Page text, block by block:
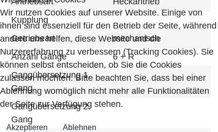
Kupplung
Getriebeart
mechanisch
Anzahl Gänge
6 + R
Gangübersetzung 1.
Gang
Gangübersetzung 2.
Gang
Wir nutzen Cookies auf unserer Website. Einige von
ihnen sind essenziell für den Betrieb der Seite, während
andere uns helfen, diese Website und die
Nutzererfahrung zu verbessern (Tracking Cookies). Sie
können selbst entscheiden, ob Sie die Cookies
zulassen möchten. Bitte beachten Sie, dass bei einer
Ablehnung womöglich nicht mehr alle Funktionalitäten
der Seite zur Verfügung stehen.
Akzeptieren Ablehnen